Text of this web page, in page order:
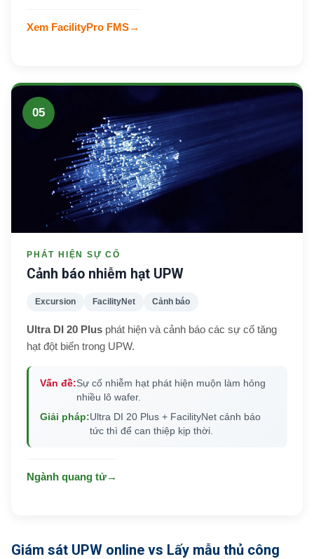
Xem FacilityPro FMS→
05
PHÁT HIỆN SỰ CỐ
Cảnh báo nhiễm hạt UPW
Excursion FacilityNet Cảnh báo
Ultra DI 20 Plus phát hiện và cảnh báo các sự cố tăng
hạt đột biến trong UPW.
Vấn đề:Sự cố nhiễm hạt phát hiện muộn làm hỏng
nhiều lô wafer.
Giải pháp:Ultra DI 20 Plus + FacilityNet cảnh báo
tức thì để can thiệp kịp thời.
Ngành quang tử→
Giám sát UPW online vs Lấy mẫu thủ công